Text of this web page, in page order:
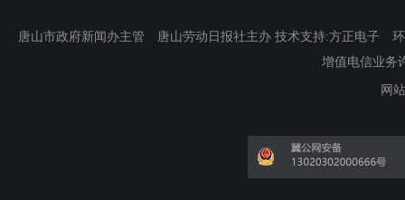
唐山市政府新闻办主管 唐山劳动日报社主办 技术支持:方正电子
增值电信业务
网